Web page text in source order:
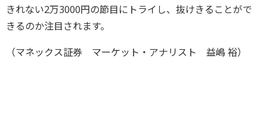
きれない2万3000円の節目にトライし、抜けきることがで
きるのか注目されます。
（マネックス証券 マーケット・アナリスト 益嶋 裕）